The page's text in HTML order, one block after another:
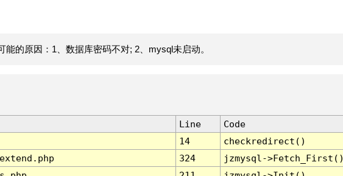
的原因：1、数据库密码不对; 2、mysql未启动。
Line
Code
14
checkredirect()
324
jzmysql-